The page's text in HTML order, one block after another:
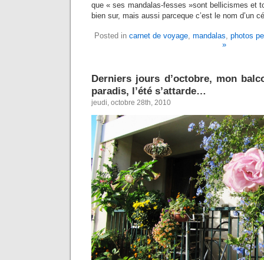
que « ses mandalas-fesses »sont bellicismes et
bien sur, mais aussi parceque c’est le nom d’un
Posted in carnet de voyage, mandalas photos
»
Derniers jours d’octobre, mon
paradis, l’été s’attarde…
jeudi, octobre 28th, 2010